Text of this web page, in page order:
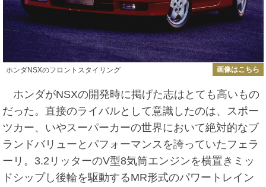
ホンダNSXのフロントスタイリング 画像はこちら
ホンダがNSXの開発時に掲げた志はとても高いもの
だった。直接のライバルとして意識したのは、スポー
ツカー、いやスーパーカーの世界において絶対的なブ
ランドバリューとパフォーマンスを誇っていたフェラ
ーリ。3.2リッターのV型8気筒エンジンを横置きミッ
ドシップし後輪を駆動するMR形式のパワートレイン